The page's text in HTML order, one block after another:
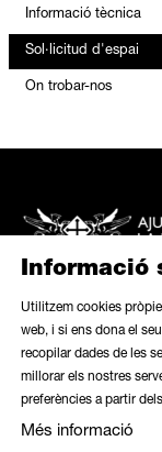
Informació tècnica
Sol·licitud d'espai
On trobar-nos
Mapa web | Avís
Link aLink a
Informació
Utilitzem cookies
web, i si ens dona el
recopilar dades de les
millorar els nostres
preferències a partir
Més informació